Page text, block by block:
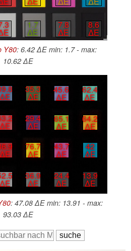
1.7
∆E
7.8
∆E
8.6
∆E
Y80: 6.42 ∆E min: 1.7 - max:
10.62 ∆E
∆E
35.3
∆E
45.6
∆E
62.4
∆E
∆E
29.4
∆E
65.1
∆E
64.2
∆E
76.7
∆E
43.7
∆E
42
∆E
∆E
36.9
∆E
24.4
∆E
13.9
∆E
: 47.08 ∆E min: 13.91 - max:
93.03 ∆E